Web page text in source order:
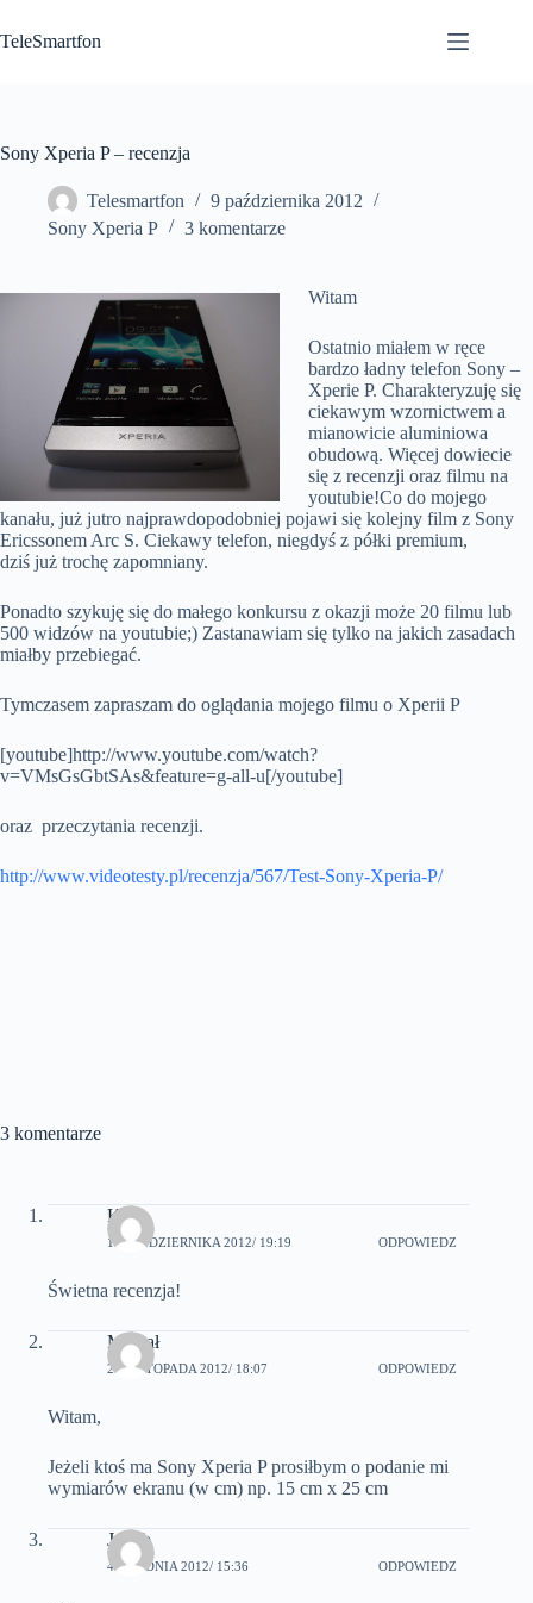
do
treści
TeleSmartfon
Sony Xperia P – recenzja
Telesmartfon
9 października 2012
Sony Xperia P
3 komentarze
Witam
Ostatnio miałem w ręce
bardzo ładny telefon Sony –
Xperie P. Charakteryzuję się
ciekawym wzornictwem a
mianowicie aluminiowa
obudową. Więcej dowiecie
się z recenzji oraz filmu na
youtubie!Co do mojego
kanału, już jutro najprawdopodobniej pojawi się kolejny film z Sony
Ericssonem Arc S. Ciekawy telefon, niegdyś z półki premium,
dziś już trochę zapomniany.
Ponadto szykuję się do małego konkursu z okazji może 20 filmu lub
500 widzów na youtubie;) Zastanawiam się tylko na jakich zasadach
miałby przebiegać.
Tymczasem zapraszam do oglądania mojego filmu o Xperii P
[youtube]http://www.youtube.com/watch?
v=VMsGsGbtSAs&feature=g-all-u[/youtube]
oraz przeczytania recenzji.
http://www.videotesty.pl/recenzja/567/Test-Sony-Xperia-P/
3 komentarze
Kuba
10 PAŹDZIERNIKA 2012/ 19:19 ODPOWIEDZ
Świetna recenzja!
Michał
26 LISTOPADA 2012/ 18:07 ODPOWIEDZ
Witam,
Jeżeli ktoś ma Sony Xperia P prosiłbym o podanie mi
wymiarów ekranu (w cm) np. 15 cm x 25 cm
Jakub
4 GRUDNIA 2012/ 15:36 ODPOWIEDZ